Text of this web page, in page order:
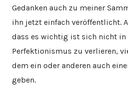
Gedanken auch zu meiner
ihn jetzt einfach veröffentlicht.
dass es wichtig ist sich nicht in
Perfektionismus zu verlieren,
dem ein oder anderen auch
geben.